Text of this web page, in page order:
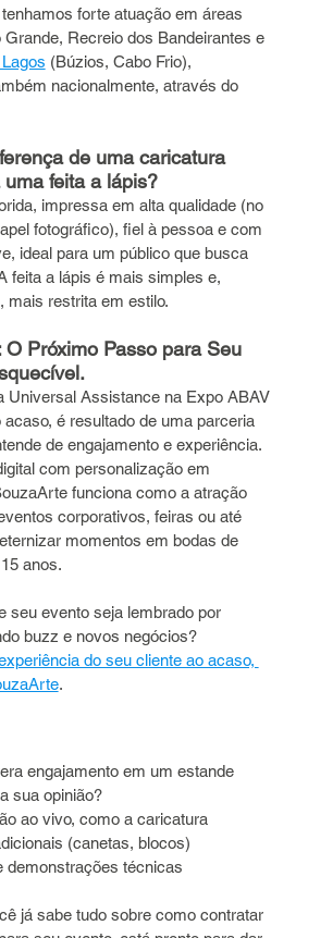
forte atuação em áreas
Recreio dos Bandeirantes e
(Búzios, Cabo Frio),
nacionalmente, através do
de uma caricatura
feita a lápis?
impressa em alta qualidade (no
fotográfico), fiel à pessoa e com
ideal para um público que busca
feita a lápis é mais simples e,
mais restrita em estilo.
O Próximo Passo para Seu
Universal Assistance na Expo ABAV
acaso, é resultado de uma parceria
de engajamento e experiência.
com personalização em
funciona como a atração
corporativos, feiras ou até
momentos em bodas de
anos.
seu evento seja lembrado por
buzz e novos negócios?
do seu cliente ao acaso,
.
engajamento em um estande
sua opinião?
ao vivo, como a caricatura
(canetas, blocos)
demonstrações técnicas
já sabe tudo sobre como contratar